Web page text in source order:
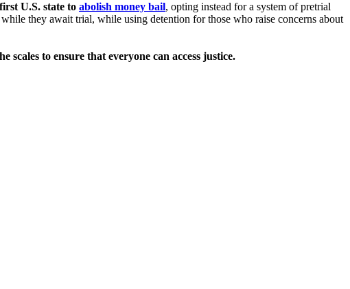
U.S. state to abolish money bail, opting instead for a system of pretrial
they await trial, while using detention for those who raise concerns about
to ensure that everyone can access justice.